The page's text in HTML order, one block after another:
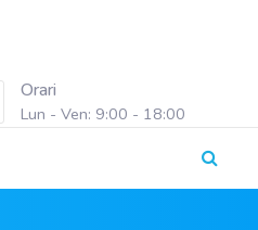
Orari
Lun - Ven: 9:00 - 18:00